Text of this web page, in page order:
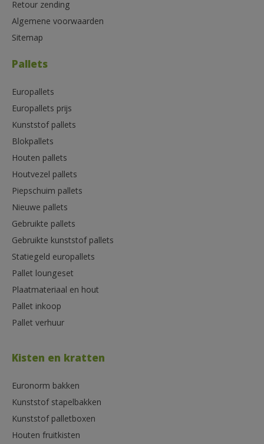
Retour zending
Algemene voorwaarden
Sitemap
Pallets
Europallets
Europallets prijs
Kunststof pallets
Blokpallets
Houten pallets
Houtvezel pallets
Piepschuim pallets
Nieuwe pallets
Gebruikte pallets
Gebruikte kunststof pallets
Statiegeld europallets
Pallet loungeset
Plaatmateriaal en hout
Pallet inkoop
Pallet verhuur
Kisten en kratten
Euronorm bakken
Kunststof stapelbakken
Kunststof palletboxen
Houten fruitkisten